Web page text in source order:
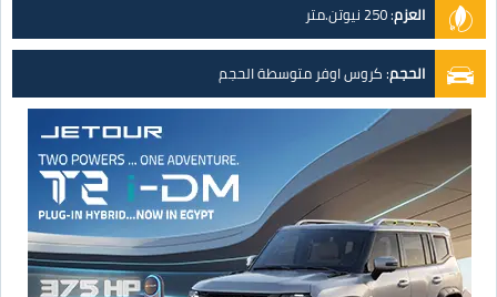
العزم:250 نيوتن.متر
الحجم:كروس اوفر متوسطة الحجم